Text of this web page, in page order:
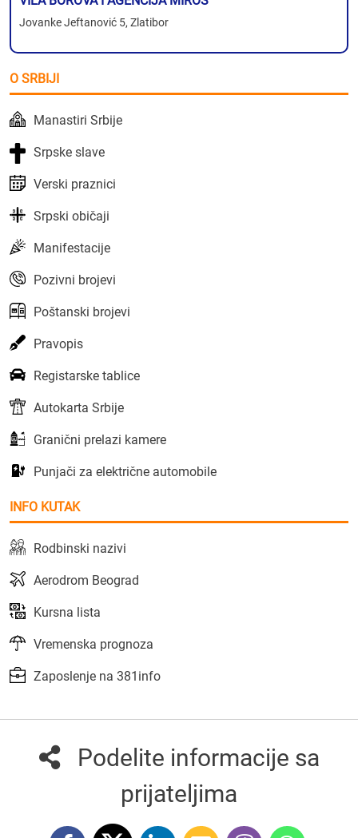
Jovanke Jeftanović 5, Zlatibor
O SRBIJI
Manastiri Srbije
Srpske slave
Verski praznici
Srpski običaji
Manifestacije
Pozivni brojevi
Poštanski brojevi
Pravopis
Registarske tablice
Autokarta Srbije
Granični prelazi kamere
Punjači za električne automobile
INFO KUTAK
Rodbinski nazivi
Aerodrom Beograd
Kursna lista
Vremenska prognoza
Zaposlenje na 381info
Podelite informacije sa
prijateljima